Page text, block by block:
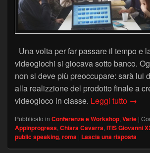
Una volta per far passare il tempo e
videogiochi si giocava sotto banco.
non si deve più preoccupare: sarà lui
alla realizzione del prodotto finale a
videogioco in classe. Leggi tutto App
→
Pubblicato in Conferenze e Workshop, Varie |
Appinprogress, Chiara Cavarra, ITIS Giovanni
public speaking, roma | Lascia una risposta